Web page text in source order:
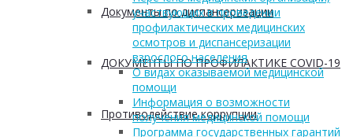
Документы по диспансеризации
ДОКУМЕНТЫ ПО ПРОФИЛАКТИКЕ COVID-19
Противодействие коррупции
участвующих в проведении
профилактических медицинских
осмотров и диспансеризации
взрослого населения
О видах оказываемой медицинской
помощи
Информация о возможности
получения медицинской помощи
Программа государственных гарантий